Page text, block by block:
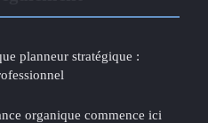
planneur stratégique :
organique commence ici